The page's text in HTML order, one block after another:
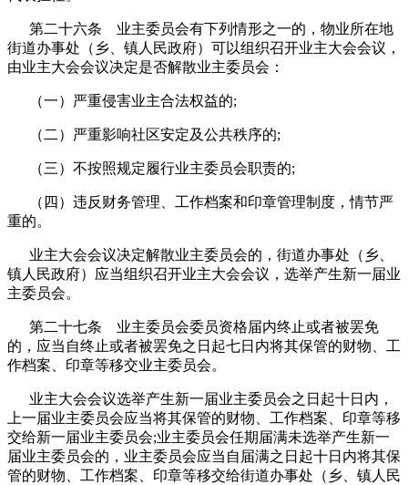
第二十六条 业主委员会有下列情形之一的，物业所在地
街道办事处（乡、镇人民政府）可以组织召开业主大会会议，
由业主大会会议决定是否解散业主委员会：
（一）严重侵害业主合法权益的;
（二）严重影响社区安定及公共秩序的;
（三）不按照规定履行业主委员会职责的;
（四）违反财务管理、工作档案和印章管理制度，情节严
重的。
业主大会会议决定解散业主委员会的，街道办事处（乡、
镇人民政府）应当组织召开业主大会会议，选举产生新一届业
主委员会。
第二十七条 业主委员会委员资格届内终止或者被罢免
的，应当自终止或者被罢免之日起七日内将其保管的财物、工
作档案、印章等移交业主委员会。
业主大会会议选举产生新一届业主委员会之日起十日内，
上一届业主委员会应当将其保管的财物、工作档案、印章等移
交给新一届业主委员会;业主委员会任期届满未选举产生新一
届业主委员会的，业主委员会应当自届满之日起十日内将其保
管的财物、工作档案、印章等移交给街道办事处（乡、镇人民